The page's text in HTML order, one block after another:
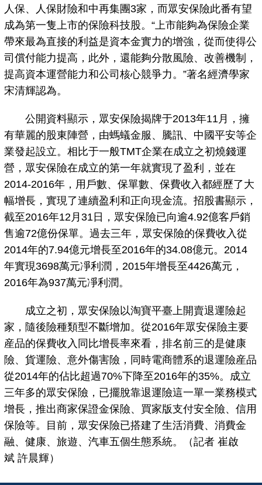
人保、人保財險和中再集團3家，而眾安保險此番有望
成為第一隻上市的保險科技股。“上市能夠為保險企業
帶來最為直接的利益是資本金實力的增強，從而使得公
司償付能力提高，此外，還能夠分散風險、改善機制，
提高資本運營能力和公司核心競爭力。”著名經濟學家
宋清輝認為。
公開資料顯示，眾安保險揭牌于2013年11月，擁
有華麗的股東陣營，由螞蟻金服、騰訊、中國平安等企
業發起設立。相比于一般TMT企業在成立之初燒錢運
營，眾安保險在成立的第一年就實現了盈利，並在
2014-2016年，用戶數、保單數、保費收入都經歷了大
幅增長，實現了連續盈利和正向現金流。招股書顯示，
截至2016年12月31日，眾安保險已向逾4.92億客戶銷
售逾72億份保單。過去三年，眾安保險的保費收入從
2014年的7.94億元增長至2016年的34.08億元。2014
年實現3698萬元凈利潤，2015年增長至4426萬元，
2016年為937萬元凈利潤。
成立之初，眾安保險以淘寶平臺上開賣退運險起
家，隨後險種類型不斷增加。從2016年眾安保險主要
産品的保費收入同比增長率來看，排名前三的是健康
險、貨運險、意外傷害險，同時電商體系的退運險産品
從2014年的佔比超過70%下降至2016年的35%。成立
三年多的眾安保險，已擺脫靠退運險這一單一業務模式
增長，推出商家保證金保險、買家版支付安全險、信用
保險等。目前，眾安保險已搭建了生活消費、消費金
融、健康、旅遊、汽車五個生態系統。（記者 崔啟
斌 許晨輝）